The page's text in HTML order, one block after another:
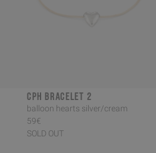
CPH BRACELET 2
balloon hearts silver/cream
59€
SOLD OUT